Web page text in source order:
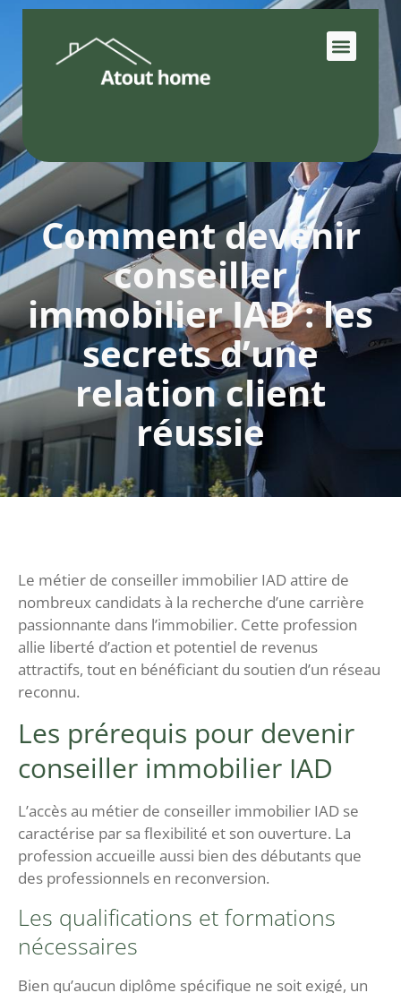
Comment devenir
conseiller
immobilier IAD : les
secrets d’une
relation client
réussie
Le métier de conseiller immobilier IAD attire de
nombreux candidats à la recherche d’une carrière
passionnante dans l’immobilier. Cette profession
allie liberté d’action et potentiel de revenus
attractifs, tout en bénéficiant du soutien d’un réseau
reconnu.
Les prérequis pour devenir
conseiller immobilier IAD
L’accès au métier de conseiller immobilier IAD se
caractérise par sa flexibilité et son ouverture. La
profession accueille aussi bien des débutants que
des professionnels en reconversion.
Les qualifications et formations
nécessaires
Bien qu’aucun diplôme spécifique ne soit exigé, un